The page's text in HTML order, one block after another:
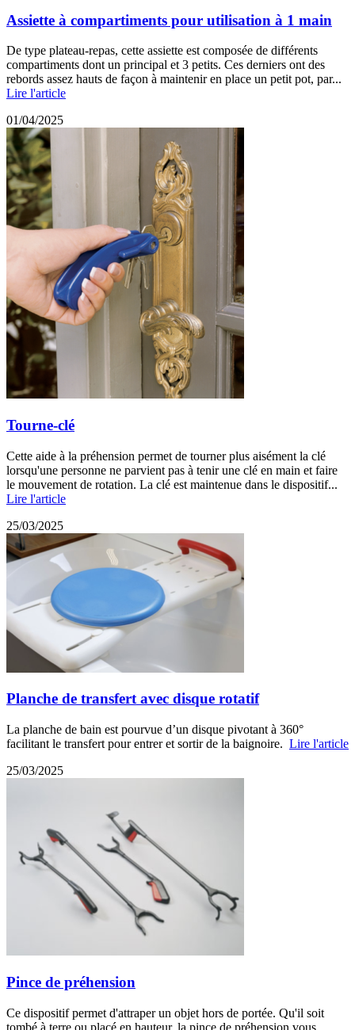
Assiette à compartiments pour utilisation à 1 main
De type plateau-repas, cette assiette est composée de différents
compartiments dont un principal et 3 petits. Ces derniers ont des
rebords assez hauts de façon à maintenir en place un petit pot, par...
Lire l'article
01/04/2025
Tourne-clé
Cette aide à la préhension permet de tourner plus aisément la clé
lorsqu'une personne ne parvient pas à tenir une clé en main et faire
le mouvement de rotation. La clé est maintenue dans le dispositif...
Lire l'article
25/03/2025
Planche de transfert avec disque rotatif
La planche de bain est pourvue d’un disque pivotant à 360°
facilitant le transfert pour entrer et sortir de la baignoire. Lire l'article
25/03/2025
Pince de préhension
Ce dispositif permet d'attraper un objet hors de portée. Qu'il soit
tombé à terre ou placé en hauteur, la pince de préhension vous